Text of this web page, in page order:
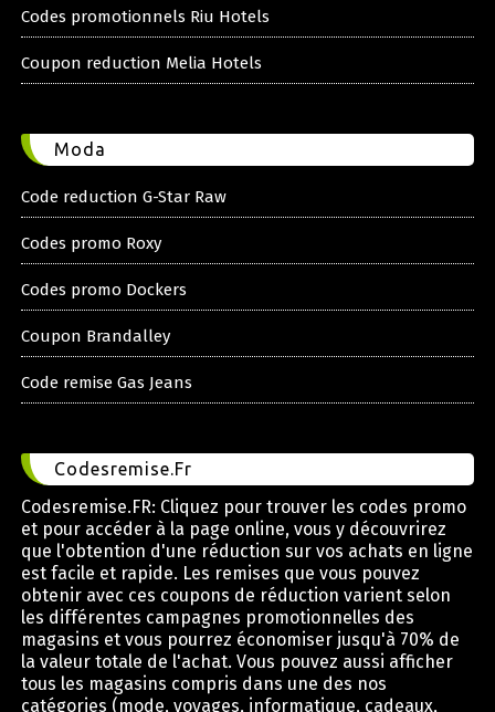
Codes promotionnels Riu Hotels
Coupon reduction Melia Hotels
Moda
Code reduction G-Star Raw
Codes promo Roxy
Codes promo Dockers
Coupon Brandalley
Code remise Gas Jeans
Codesremise.Fr
Codesremise.FR: Cliquez pour trouver les codes promo
et pour accéder à la page online, vous y découvrirez
que l'obtention d'une réduction sur vos achats en ligne
est facile et rapide. Les remises que vous pouvez
obtenir avec ces coupons de réduction varient selon
les différentes campagnes promotionnelles des
magasins et vous pourrez économiser jusqu'à 70% de
la valeur totale de l'achat. Vous pouvez aussi afficher
tous les magasins compris dans une des nos
catégories (mode, voyages, informatique, cadeaux,